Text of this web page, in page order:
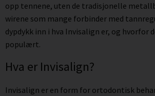
opp tennene, uten de tradisjonelle
wirene som mange forbinder med
dypdykk inn i hva Invisalign er, og hvorfor
populært.
Hva er Invisalign?
Invisalign er en form for ortodontisk